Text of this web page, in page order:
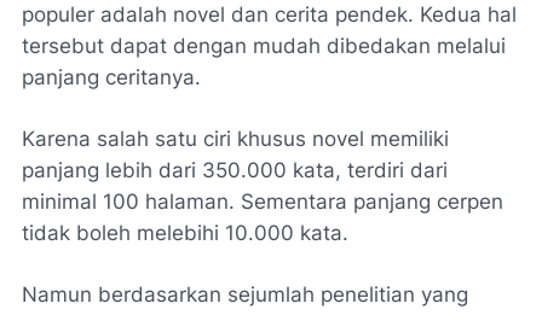
populer adalah novel dan cerita pendek. Kedua hal
tersebut dapat dengan mudah dibedakan melalui
panjang ceritanya.
Karena salah satu ciri khusus novel memiliki
panjang lebih dari 350.000 kata, terdiri dari
minimal 100 halaman. Sementara panjang cerpen
tidak boleh melebihi 10.000 kata.
Namun berdasarkan sejumlah penelitian yang